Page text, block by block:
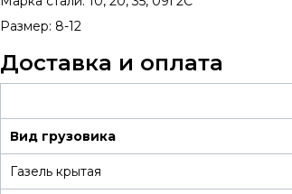
Размер: 8-12
Доставка и оплата
Вид грузовика
Газель крытая